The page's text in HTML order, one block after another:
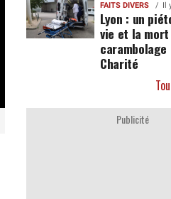
FAITS DIVERS Il
Lyon : un
vie et la
Charité
Publicité